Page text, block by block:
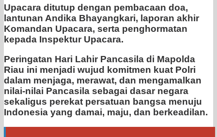
Upacara ditutup dengan pembacaan doa,
lantunan Andika Bhayangkari, laporan akhir
Komandan Upacara, serta penghormatan
kepada Inspektur Upacara.
Peringatan Hari Lahir Pancasila di Mapolda
Riau ini menjadi wujud komitmen kuat Polri
dalam menjaga, merawat, dan mengamalkan
nilai-nilai Pancasila sebagai dasar negara
sekaligus perekat persatuan bangsa menuju
Indonesia yang damai, maju, dan berkeadilan.